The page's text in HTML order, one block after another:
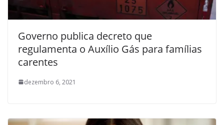
Governo publica decreto que
regulamenta o Auxílio Gás para famílias
carentes
dezembro 6, 2021